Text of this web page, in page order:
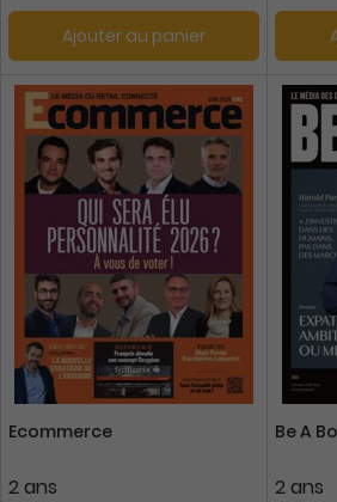
Ajouter au panier
Ecommerce
2 ans
Be A
2 ans